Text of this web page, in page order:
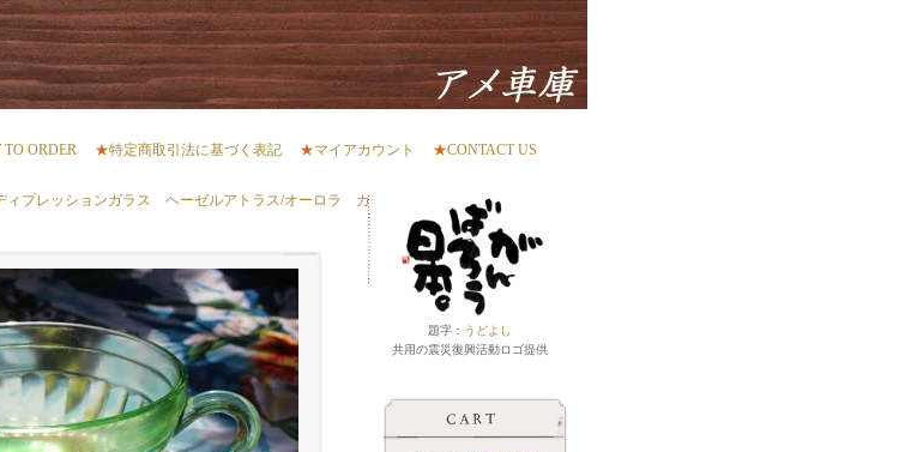
TO ORDER ★特定商取引法に基づく表記 ★マイアカウント ★CONTACT US
ィプレッションガラス ヘーゼルアトラス/オーロラ カ
題字： うどよし
共用の震災復興活動ロゴ提供